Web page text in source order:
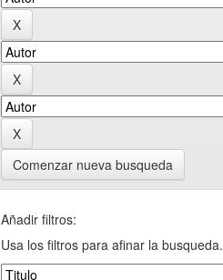
Comenzar nueva busqueda
Añadir filtros:
Usa los filtros para afinar la busqueda.